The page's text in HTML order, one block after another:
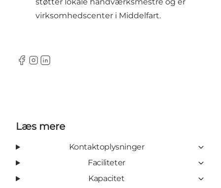
virksomhedscenter i Middelfart.
Facebook
Instagram
LinkedIn
Læs mere
Kontaktoplysninger
Faciliteter
Kapacitet